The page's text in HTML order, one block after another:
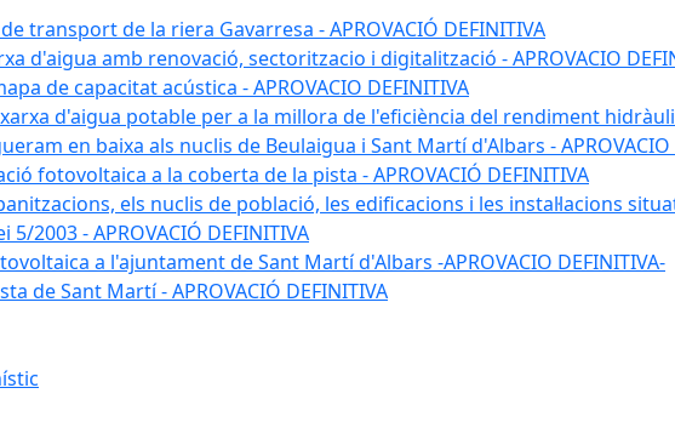
transport de la riera Gavarresa - APROVACIÓ DEFINITIVA
d'aigua amb renovació, sectoritzacio i digitalització - APROVACIO
de capacitat acústica - APROVACIO DEFINITIVA
d'aigua potable per a la millora de l'eficiència del rendiment hidràulic
en baixa als nuclis de Beulaigua i Sant Martí d'Albars - APROVACIO
fotovoltaica a la coberta de la pista - APROVACIÓ DEFINITIVA
els nuclis de població, les edificacions i les instal·lacions
2003 - APROVACIÓ DEFINITIVA
a l'ajuntament de Sant Martí d'Albars -APROVACIO DEFINITIVA-
de Sant Martí - APROVACIÓ DEFINITIVA